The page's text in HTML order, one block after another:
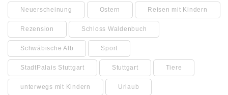
Neuerscheinung Ostern Reisen mit Kindern
Rezension Schloss Waldenbuch
Schwäbische Alb Sport
StadtPalais Stuttgart Stuttgart Tiere
unterwegs mit Kindern Urlaub